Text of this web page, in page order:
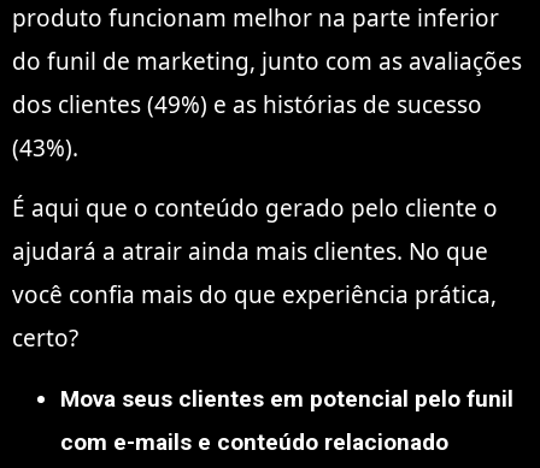
produto funcionam melhor na parte inferior
do funil de marketing, junto com as avaliações
dos clientes (49%) e as histórias de sucesso
(43%).
É aqui que o conteúdo gerado pelo cliente o
ajudará a atrair ainda mais clientes. No que
você confia mais do que experiência prática,
certo?
Mova seus clientes em potencial pelo funil
com e-mails e conteúdo relacionado